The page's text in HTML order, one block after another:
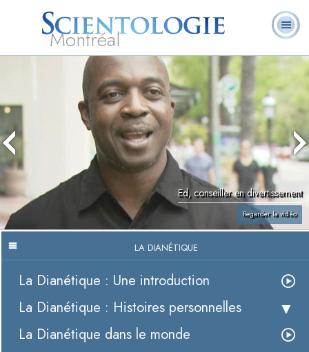
Montréal
Qu’est-ce que la
Scientologie ?
Ministres
volontaires
Foire aux
Ed, conseiller en divertissement
Regarder la vidéo
LA DIANÉTIQUE
La Dianétique : Une introduction
La Dianétique : Histoires personnelles
La Dianétique dans le monde